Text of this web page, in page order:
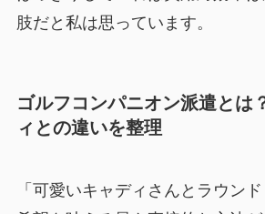
肢だと私は思っています。
ゴルフコンパニオン派遣とは
ィとの違いを整理
「可愛いキャディさんとラウン